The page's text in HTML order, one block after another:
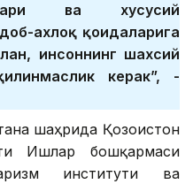
ва хусусий
ахлоқ қоидаларига
инсоннинг шахсий
керак”, -
шаҳрида Қозоғистон
Ишлар бошқармаси
институти ва